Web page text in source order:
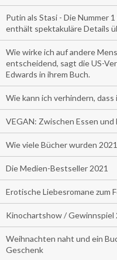
Putin als Stasi - Die Nummer
enthält spektakuläre Details
Wie wirke ich auf andere
entscheidend, sagt die US-
Edwards in ihrem Buch.
Wie kann ich verhindern, dass
VEGAN: Zwischen Essen
Wie viele Bücher wurden
Die Medien-Bestseller 2021
Erotische Liebesromane zum
Kinochartshow / Gewinnspiel
Weihnachten naht und ein
Geschenk